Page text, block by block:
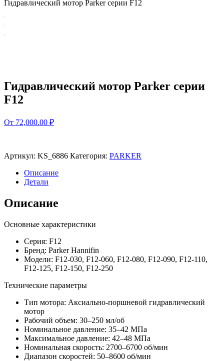
Гидравлический мотор Parker серии F12
Гидравлический мотор Parker серии
F12
От 72,000.00 ₽
Артикул: KS_6886 Категория: PARKER
Описание
Детали
Описание
Основные характеристики
Серия: F12
Бренд: Parker Hannifin
Модели: F12-030, F12-060, F12-080, F12-090, F12-110,
F12-125, F12-150, F12-250
Технические параметры
Тип мотора: Аксиально-поршневой гидравлический
мотор
Рабочий объем: 30–250 мл/об
Номинальное давление: 35–42 МПа
Максимальное давление: 42–48 МПа
Номинальная скорость: 2700–6700 об/мин
Диапазон скоростей: 50–8600 об/мин